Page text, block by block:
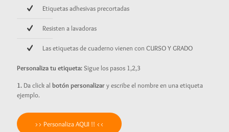
Etiquetas adhesivas precortadas
Resisten a lavadoras
Las etiquetas de cuaderno vienen con CURSO Y GRADO
Personaliza tu etiqueta:Sigue los pasos 1,2,3
1. Da click al botón personalizary escribe el nombre en una etiqueta
ejemplo.
>> Personaliza AQUI !! <<